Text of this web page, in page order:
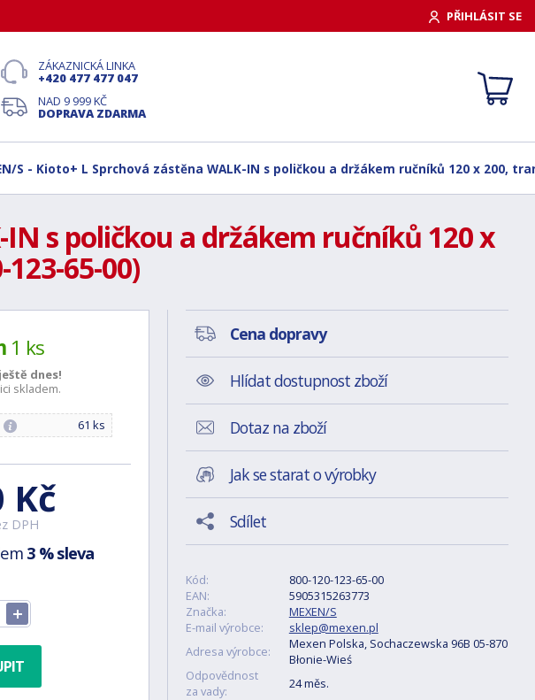
PŘIHLÁSIT SE
ZÁKAZNICKÁ LINKA
+420 477 477 047
NAD 9 999 KČ
DOPRAVA ZDARMA
S - Kioto+ L Sprchová zástěna WALK-IN s poličkou a držákem ručníků 120 x 200,
IN s poličkou a držákem ručníků 120 x
65-00)
1 ks
dnes!
skladem.
61 ks
Kč
DPH
3 % sleva
Cena dopravy
Hlídat dostupnost zboží
Dotaz na zboží
Jak se starat o výrobky
Sdílet
Kód:
800-120-123-65-00
EAN:
5905315263773
Značka:
MEXEN/S
E-mail výrobce:
sklep@mexen.pl
Adresa výrobce:
Mexen Polska, Sochaczewska 96B 05-870
Błonie-Wieś
Odpovědnost
za vady:
24 měs.